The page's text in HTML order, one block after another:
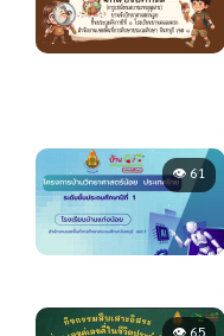
👁 61
👁 65